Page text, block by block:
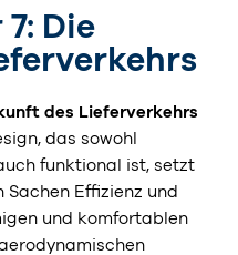
7: Die
des Lieferverkehrs
das sowohl
funktional ist, setzt
Effizienz und
und komfortablen